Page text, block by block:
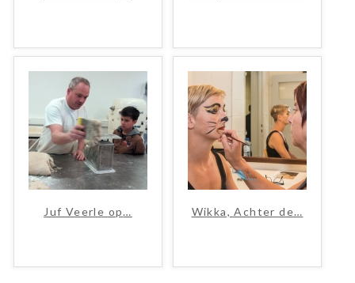
Juf Veerle op… Wikka, Achter de…